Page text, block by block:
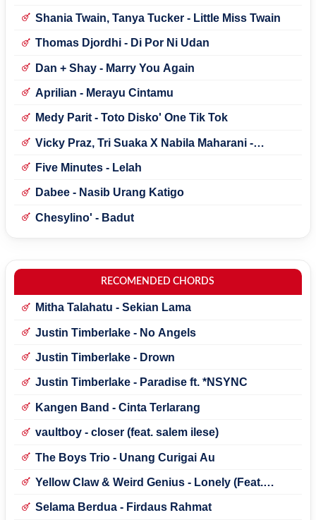
Shania Twain, Tanya Tucker - Little Miss Twain
Thomas Djordhi - Di Por Ni Udan
Dan + Shay - Marry You Again
Aprilian - Merayu Cintamu
Medy Parit - Toto Disko' One Tik Tok
Vicky Praz, Tri Suaka X Nabila Maharani -
Five Minutes - Lelah
Dabee - Nasib Urang Katigo
Chesylino' - Badut
RECOMENDED CHORDS
Mitha Talahatu - Sekian Lama
Justin Timberlake - No Angels
Justin Timberlake - Drown
Justin Timberlake - Paradise ft. *NSYNC
Kangen Band - Cinta Terlarang
vaultboy - closer (feat. salem ilese)
The Boys Trio - Unang Curigai Au
Yellow Claw & Weird Genius - Lonely (Feat.
Selama Berdua - Firdaus Rahmat